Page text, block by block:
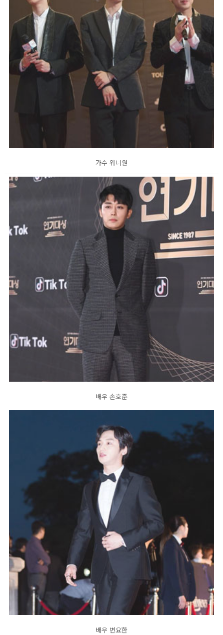
가수 워너원
배우 손호준
배우 변요한